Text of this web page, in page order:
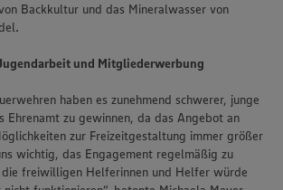
und andere Technologien ein, um Ihnen
Nutzungserlebnis unserer Website zu
Wir verwenden Ihre Daten, um unsere
und Ihnen möglichst relevante
Backkultur und das Mineralwasser von
und Mitgliederwerbung
haben es zunehmend schwerer, junge
Ehrenamt zu gewinnen, da das Angebot an
zur Freizeitgestaltung immer größer
wichtig, das Engagement regelmäßig zu
freiwilligen Helferinnen und Helfer würde